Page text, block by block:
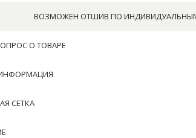
ВОЗМОЖЕН ОТШИВ ПО
О ТОВАРЕ
СЕТКА